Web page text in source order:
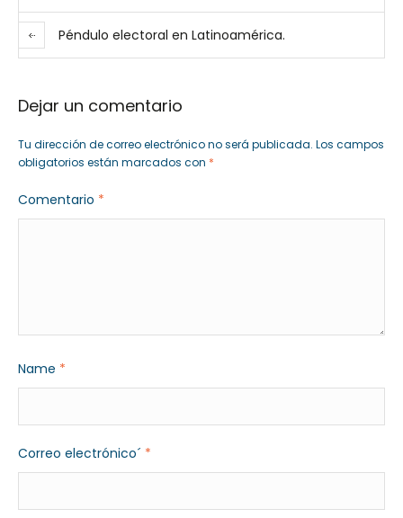
Péndulo electoral en Latinoamérica.
Dejar un comentario
Tu dirección de correo electrónico no será publicada. Los campos
obligatorios están marcados con *
Comentario *
Name *
Correo electrónico´ *